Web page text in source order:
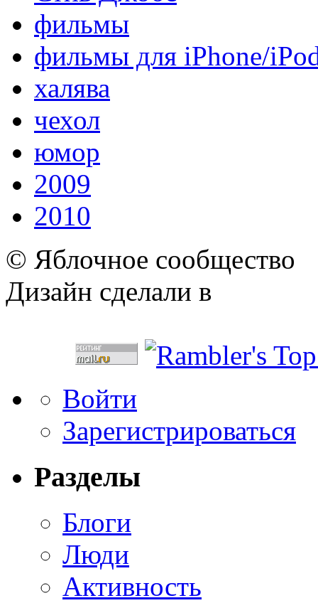
фильмы
фильмы для iPhone/
халява
чехол
юмор
2009
2010
© Яблочное сообщество
Дизайн сделали в
Войти
Зарегистрироваться
Разделы
Блоги
Люди
Активность